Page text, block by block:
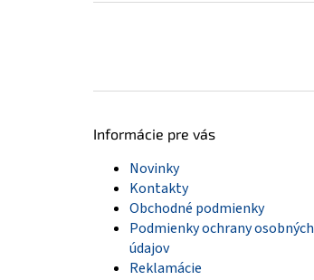
Informácie pre vás
Novinky
Kontakty
Obchodné podmienky
Podmienky ochrany osobných
údajov
Reklamácie